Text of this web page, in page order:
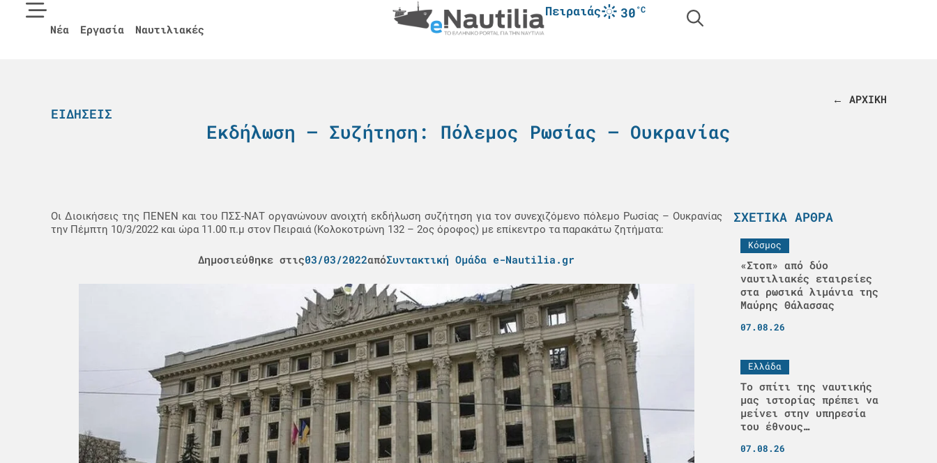
Νέα Εργασία Ναυτιλιακές
Πειραιάς 30°C
← ΑΡΧΙΚΗ
ΕΙΔΉΣΕΙΣ
Εκδήλωση – Συζήτηση: Πόλεμος Ρωσίας – Ουκρανίας
Οι Διοικήσεις της ΠΕΝΕΝ και του ΠΣΣ-ΝΑΤ οργανώνουν ανοιχτή εκδήλωση συζήτηση για τον συνεχιζόμενο πόλεμο Ρωσίας – Ουκρανίας
την Πέμπτη 10/3/2022 και ώρα 11.00 π.μ στον Πειραιά (Κολοκοτρώνη 132 – 2ος όροφος) με επίκεντρο τα παρακάτω ζητήματα:
Δημοσιεύθηκε στις03/03/2022απόΣυντακτική Ομάδα e-Nautilia.gr
ΣΧΕΤΙΚΆ ΆΡΘΡΑ
Κόσμος
«Στοπ» από δύο
ναυτιλιακές εταιρείες
στα ρωσικά λιμάνια της
Μαύρης Θάλασσας
07.08.26
Ελλάδα
Το σπίτι της ναυτικής
μας ιστορίας πρέπει να
μείνει στην υπηρεσία
του έθνους…
07.08.26